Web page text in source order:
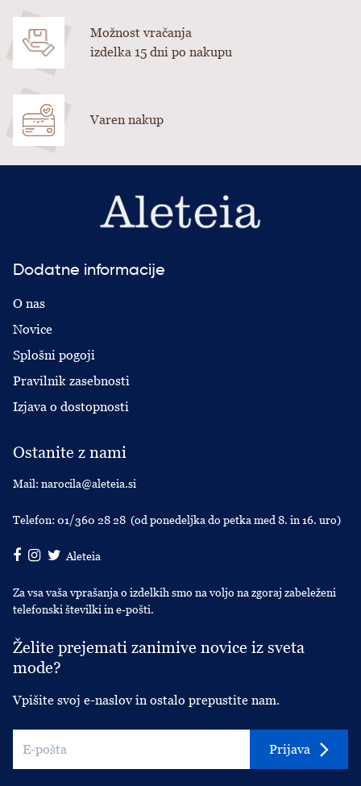
Možnost vračanja
izdelka 15 dni po nakupu
Varen nakup
Dodatne informacije
O nas
Novice
Splošni pogoji
Pravilnik zasebnosti
Izjava o dostopnosti
Ostanite z nami
Mail: narocila@aleteia.si
Telefon: 01/360 28 28 (od ponedeljka do petka med 8. in 16. uro)
Aleteia
Za vsa vaša vprašanja o izdelkih smo na voljo na zgoraj zabeleženi
telefonski številki in e-pošti.
Želite prejemati zanimive novice iz sveta
mode?
Vpišite svoj e-naslov in ostalo prepustite nam.
Prijava